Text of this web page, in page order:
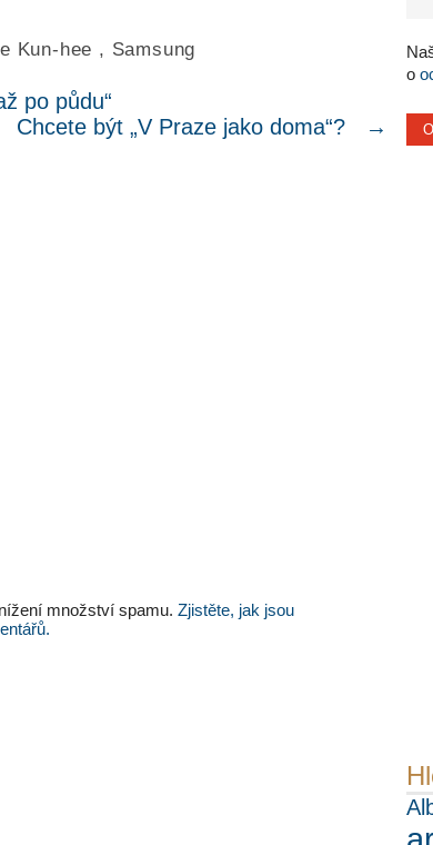
o
Kun-hee , Samsung
po půdu“
Chcete být „V Praze jako doma“?
→
množství spamu.Zjistěte, jak jsou